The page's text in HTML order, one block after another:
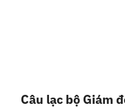
Câu lạc bộ Giám